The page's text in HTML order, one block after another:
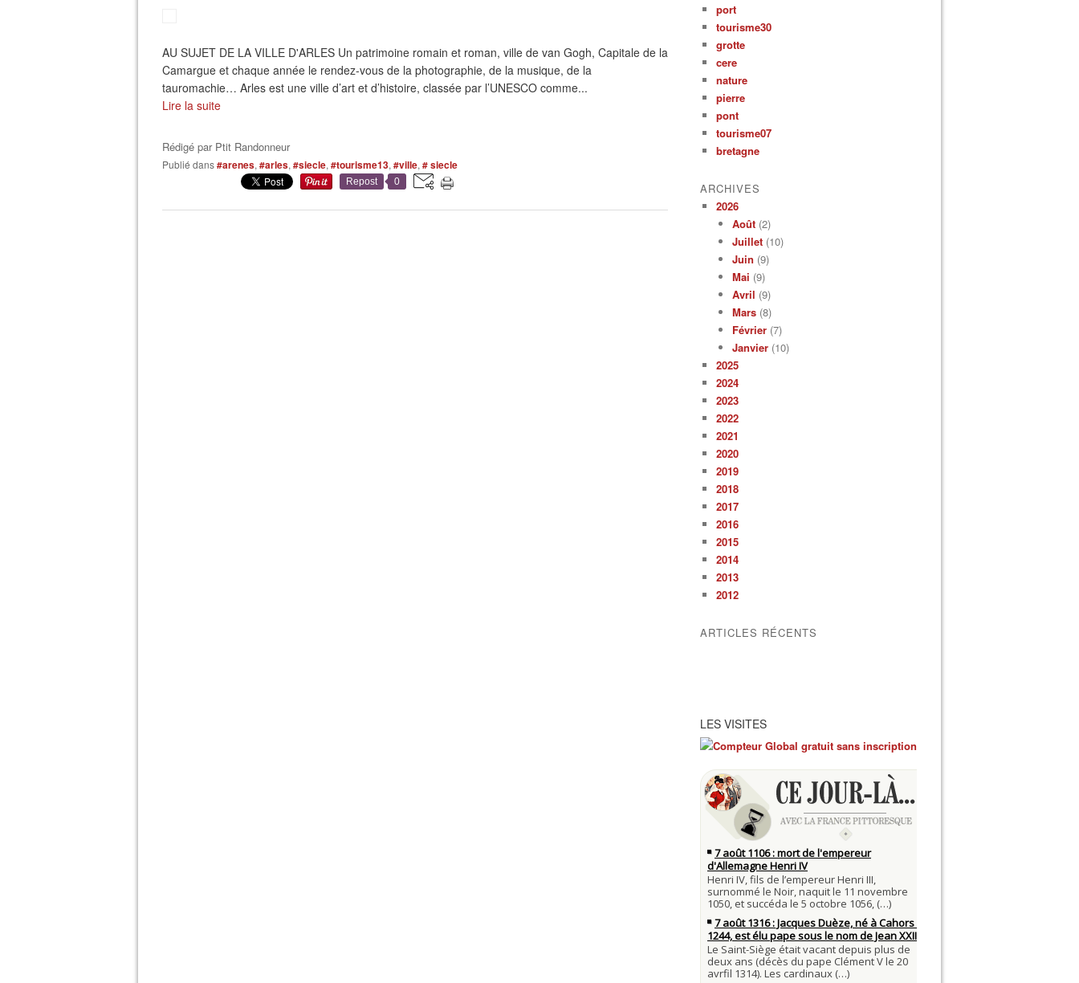
AU SUJET DE LA VILLE D'ARLES Un patrimoine romain et roman, ville de van Gogh, Capitale de la
Camargue et chaque année le rendez-vous de la photographie, de la musique, de la
tauromachie… Arles est une ville d’art et d’histoire, classée par l’UNESCO comme...
Lire la suite
Rédigé par Ptit Randonneur
Publié dans#arenes, #arles, #siecle, #tourisme13, #ville, # siecle
Repost 0
port
tourisme30
grotte
cere
nature
pierre
pont
tourisme07
bretagne
ARCHIVES
2026
Août (2)
Juillet (10)
Juin (9)
Mai (9)
Avril (9)
Mars (8)
Février (7)
Janvier (10)
2025
2024
2023
2022
2021
2020
2019
2018
2017
2016
2015
2014
2013
2012
ARTICLES RÉCENTS
LES VISITES